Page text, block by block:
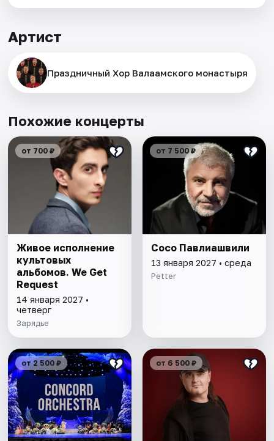
Артист
Праздничный Хор Валаамского монастыря
Похожие концерты
от 700 ₽
Живое исполнение
культовых
альбомов. We Get
Request
14 января 2027 •
четверг
Зарядье
от 7 500 ₽
Сосо Павлиашвили
13 января 2027 • среда
Petter
от 2 500 ₽ от 6 500 ₽